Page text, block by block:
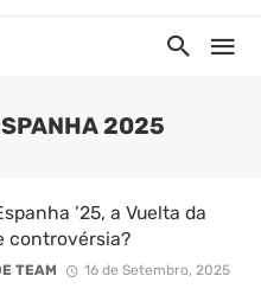
2025
’25, a Vuelta da
controvérsia?
TEAM 16 de Setembro, 2025